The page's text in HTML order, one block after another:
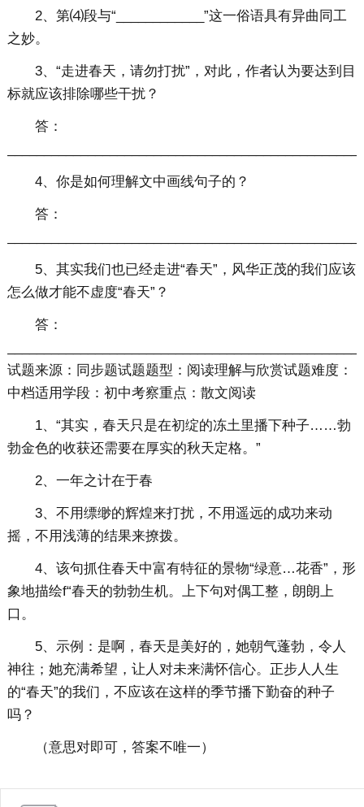
2、第⑷段与“____________”这一俗语具有异曲同工
之妙。
3、“走进春天，请勿打扰”，对此，作者认为要达到目
标就应该排除哪些干扰？
答：
4、你是如何理解文中画线句子的？
答：
5、其实我们也已经走进“春天”，风华正茂的我们应该
怎么做才能不虚度“春天”？
答：
试题来源：同步题试题题型：阅读理解与欣赏试题难度：
中档适用学段：初中考察重点：散文阅读
1、“其实，春天只是在初绽的冻土里播下种子……勃
勃金色的收获还需要在厚实的秋天定格。”
2、一年之计在于春
3、不用缥缈的辉煌来打扰，不用遥远的成功来动
摇，不用浅薄的结果来撩拨。
4、该句抓住春天中富有特征的景物“绿意…花香”，形
象地描绘f“春天的勃勃生机。上下句对偶工整，朗朗上
口。
5、示例：是啊，春天是美好的，她朝气蓬勃，令人
神往；她充满希望，让人对未来满怀信心。正步人人生
的“春天”的我们，不应该在这样的季节播下勤奋的种子
吗？
（意思对即可，答案不唯一）